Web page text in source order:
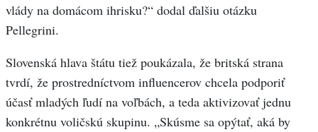
vlády na domácom ihrisku?“ dodal ďalšiu otázku
Pellegrini.
Slovenská hlava štátu tiež poukázala, že britská strana
tvrdí, že prostredníctvom influencerov chcela podporiť
účasť mladých ľudí na voľbách, a teda aktivizovať jednu
konkrétnu voličskú skupinu. „Skúsme sa opýtať, aká by